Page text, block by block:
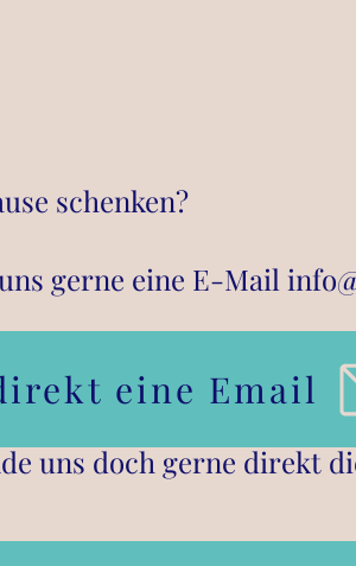
schenken?
gerne eine E-Mail
uns doch gerne direkt
eine Email